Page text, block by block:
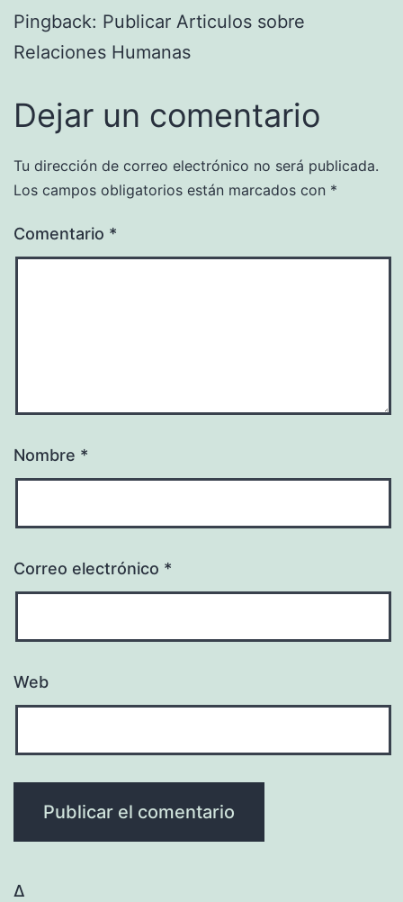
Pingback: Publicar Articulos sobre
Relaciones Humanas
Dejar un comentario
Tu dirección de correo electrónico no será publicada.
Los campos obligatorios están marcados con *
Comentario *
Nombre *
Correo electrónico *
Web
Δ